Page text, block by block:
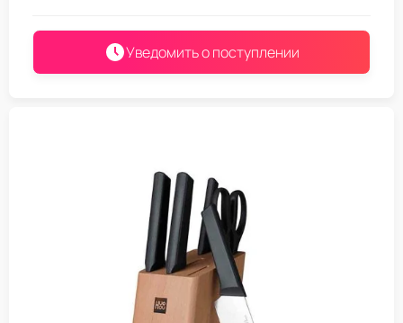
Уведомить о поступлении